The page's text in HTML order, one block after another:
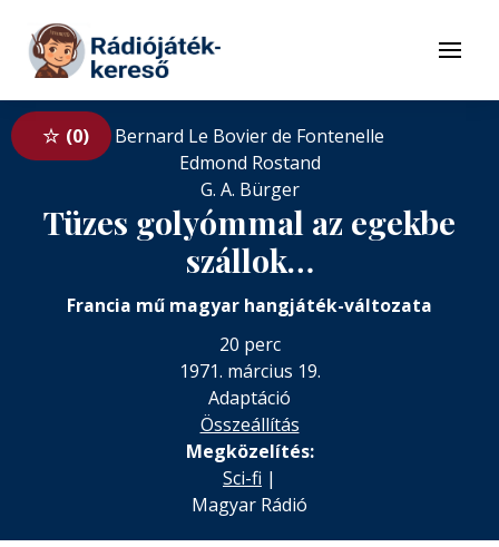
Tovább a tartalomhoz
Menü
0
Bernard Le Bovier de Fontenelle
Edmond Rostand
G. A. Bürger
Tüzes golyómmal az egekbe
szállok…
Francia mű magyar hangjáték-változata
20 perc
1971. március 19.
Adaptáció
Összeállítás
Megközelítés:
Sci-fi |
Magyar Rádió